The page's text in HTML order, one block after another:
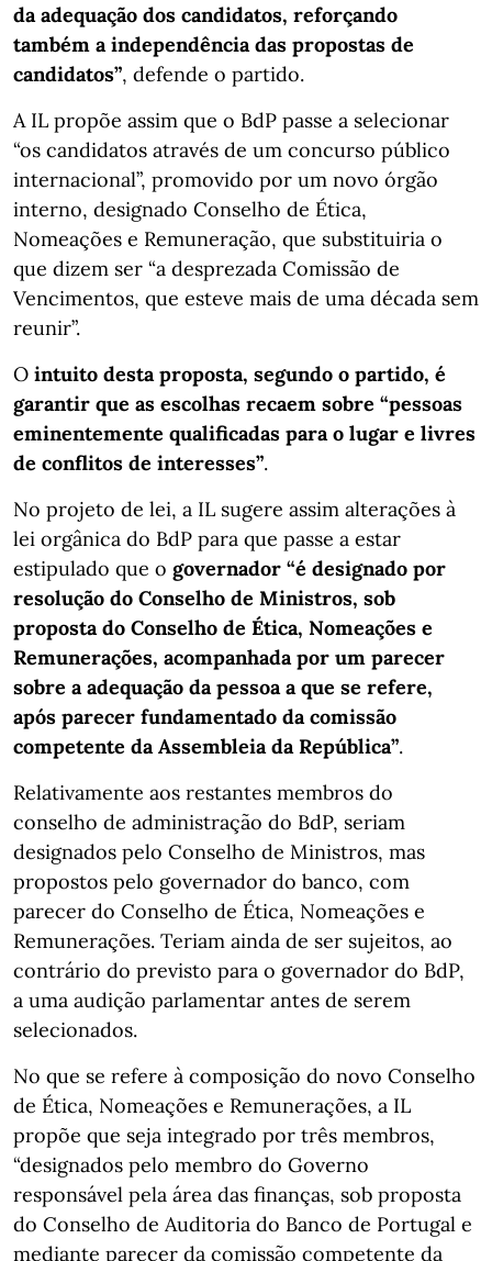
da adequação dos candidatos, reforçando
também a independência das propostas de
candidatos”, defende o partido.
A IL propõe assim que o BdP passe a selecionar
“os candidatos através de um concurso público
internacional”, promovido por um novo órgão
interno, designado Conselho de Ética,
Nomeações e Remuneração, que substituiria o
que dizem ser “a desprezada Comissão de
Vencimentos, que esteve mais de uma década sem
reunir”.
O intuito desta proposta, segundo o partido, é
garantir que as escolhas recaem sobre “pessoas
eminentemente qualificadas para o lugar e livres
de conflitos de interesses”.
No projeto de lei, a IL sugere assim alterações à
lei orgânica do BdP para que passe a estar
estipulado que o governador “é designado por
resolução do Conselho de Ministros, sob
proposta do Conselho de Ética, Nomeações e
Remunerações, acompanhada por um parecer
sobre a adequação da pessoa a que se refere,
após parecer fundamentado da comissão
competente da Assembleia da República”.
Relativamente aos restantes membros do
conselho de administração do BdP, seriam
designados pelo Conselho de Ministros, mas
propostos pelo governador do banco, com
parecer do Conselho de Ética, Nomeações e
Remunerações. Teriam ainda de ser sujeitos, ao
contrário do previsto para o governador do BdP,
a uma audição parlamentar antes de serem
selecionados.
No que se refere à composição do novo Conselho
de Ética, Nomeações e Remunerações, a IL
propõe que seja integrado por três membros,
“designados pelo membro do Governo
responsável pela área das finanças, sob proposta
do Conselho de Auditoria do Banco de Portugal e
mediante parecer da comissão competente da